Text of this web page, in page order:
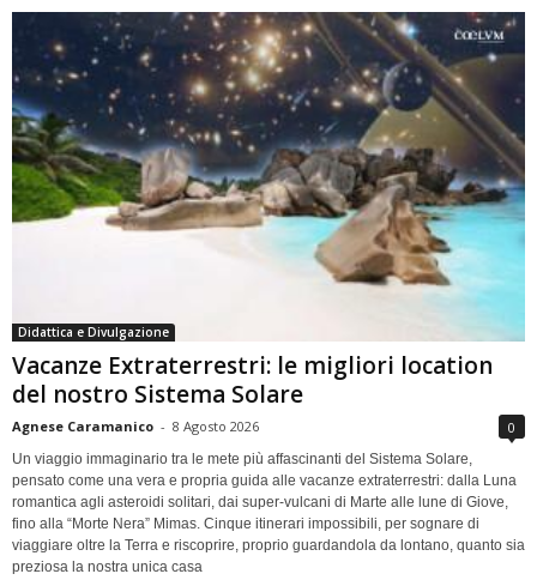
Didattica e Divulgazione
Vacanze Extraterrestri: le migliori location
del nostro Sistema Solare
Agnese Caramanico - 8 Agosto 2026 0
Un viaggio immaginario tra le mete più affascinanti del Sistema Solare,
pensato come una vera e propria guida alle vacanze extraterrestri: dalla Luna
romantica agli asteroidi solitari, dai super-vulcani di Marte alle lune di Giove,
fino alla “Morte Nera” Mimas. Cinque itinerari impossibili, per sognare di
viaggiare oltre la Terra e riscoprire, proprio guardandola da lontano, quanto sia
preziosa la nostra unica casa